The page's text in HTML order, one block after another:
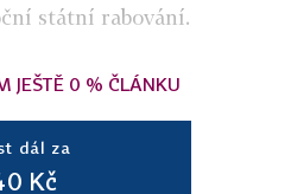
státní rabování.
JEŠTĚ 0 % ČLÁNKU
dál za
Kč